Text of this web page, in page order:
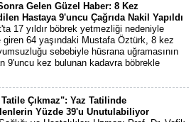
Gelen Güzel Haber: 8 Kez
Hastaya 9'uncu Çağrıda Nakil Yapıldı
17 yıldır böbrek yetmezliği nedeniyle
giren 64 yaşındaki Mustafa Öztürk, 8 kez
sebebiyle hüsrana uğramasının
9'uncu kez bulunan kadavra böbrekle
Çıkmaz": Yaz Tatilinde
Yüzde 39'u Unutulabiliyor